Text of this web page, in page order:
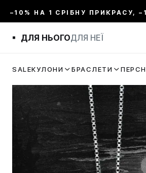
–10% НА 1 СРІБНУ ПРИКРАСУ,
ДЛЯ НЬОГОДЛЯ НЕЇ
SALEКУЛОНИ БРАСЛЕТИ